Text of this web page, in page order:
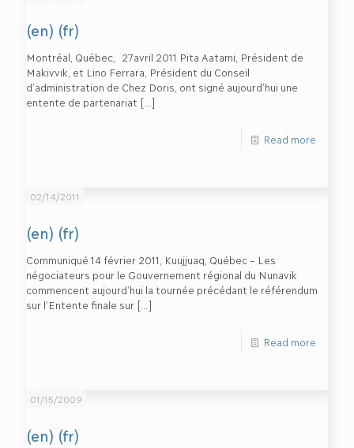
(en) (fr)
Montréal, Québec, 27avril 2011 Pita Aatami, Président de
Makivvik, et Lino Ferrara, Président du Conseil
d’administration de Chez Doris, ont signé aujourd’hui une
entente de partenariat […]
Read more
02/14/2011
(en) (fr)
Communiqué 14 février 2011, Kuujjuaq, Québec – Les
négociateurs pour le Gouvernement régional du Nunavik
commencent aujourd’hui la tournée précédant le référendum
sur l’Entente finale sur[…]
Read more
01/15/2009
(en) (fr)